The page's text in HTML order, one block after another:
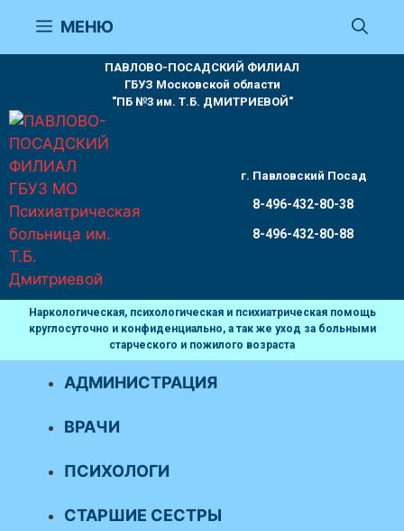
содержимому
МЕНЮ
ПАВЛОВО-ПОСАДСКИЙ ФИЛИАЛ
ГБУЗ Московской области
"ПБ №3 им. Т.Б. ДМИТРИЕВОЙ"
г. Павловский Посад
8-496-432-80-38
8-496-432-80-88
Наркологическая, психологическая и психиатрическая помощь
круглосуточно и конфиденциально, а так же уход за больными
старческого и пожилого возраста
АДМИНИСТРАЦИЯ
ВРАЧИ
ПСИХОЛОГИ
СТАРШИЕ СЕСТРЫ